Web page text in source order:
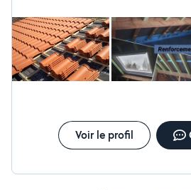
le matériel nécessaire pour mon activité
maniaque est motivé petit ou
n'hésitez pas à me contacter pour
gratuit garantie décennale
Voir le profil